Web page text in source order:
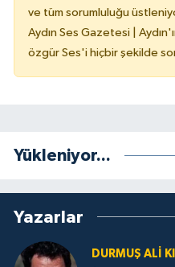
ve tüm sorumluluğu
Aydın Ses Gazetesi |
özgür Ses'i hiçbir şekilde
Yükleniyor...
Yazarlar
DURMUŞ ALI